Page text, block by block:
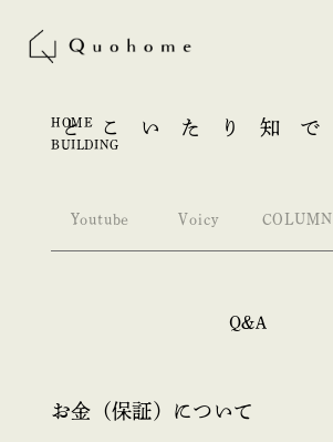
HOME
BUILDING
家づくりで
知りたいこと
Youtube Voicy COLUMN
Q&A
お金（保証）について